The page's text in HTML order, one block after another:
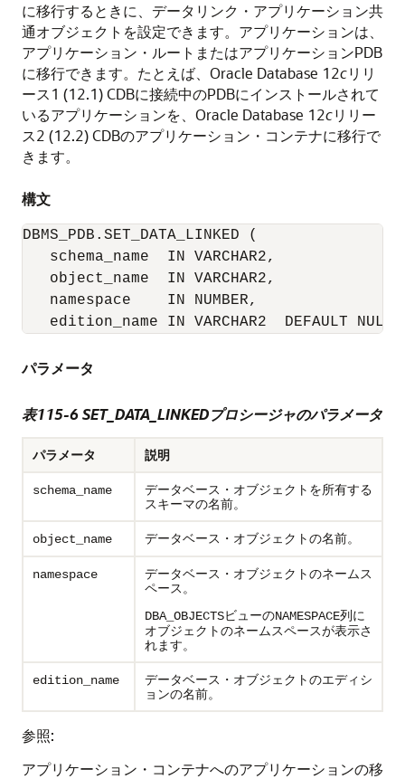
に移行するときに、データリンク・アプリケーション共
通オブジェクトを設定できます。アプリケーションは、
アプリケーション・ルートまたはアプリケーションPDB
に移行できます。たとえば、Oracle Database 12cリリ
ース1 (12.1) CDBに接続中のPDBにインストールされて
いるアプリケーションを、Oracle Database 12cリリー
ス2 (12.2) CDBのアプリケーション・コンテナに移行で
きます。
構文
DBMS_PDB.SET_DATA_LINKED (
   schema_name  IN VARCHAR2,
   object_name  IN VARCHAR2,
   namespace    IN NUMBER,
パラメータ
表115-6SET_DATA_LINKEDプロシージャのパラメータ
パラメータ 説明
schema_name
データベース・オブジェクトを所有する
スキーマの名前。
object_name データベース・オブジェクトの名前。
namespace
データベース・オブジェクトのネームス
ペース。
DBA_OBJECTSビューのNAMESPACE列に
オブジェクトのネームスペースが表示さ
れます。
edition_name
データベース・オブジェクトのエディシ
ョンの名前。
参照:
アプリケーション・コンテナへのアプリケーションの移